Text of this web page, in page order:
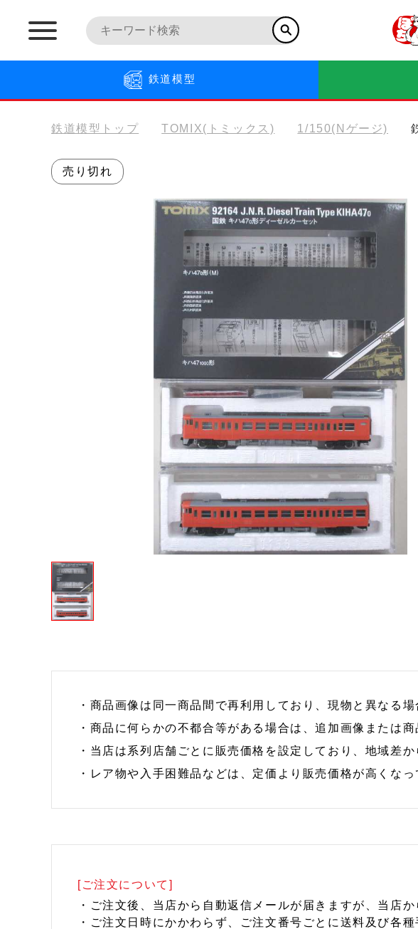
鉄道模型
鉄道模型トップ TOMIX(トミックス) 1/150(Nゲージ)
売り切れ
・商品画像は同一商品間で再利用しており、現物と異なる場
・商品に何らかの不都合等がある場合は、追加画像または
・当店は系列店舗ごとに販売価格を設定しており、地域差
・レア物や入手困難品などは、定価より販売価格が高くな
[ご注文について]
・ご注文後、当店から自動返信メールが届きますが、当店
・ご注文日時にかかわらず、ご注文番号ごとに送料及び各